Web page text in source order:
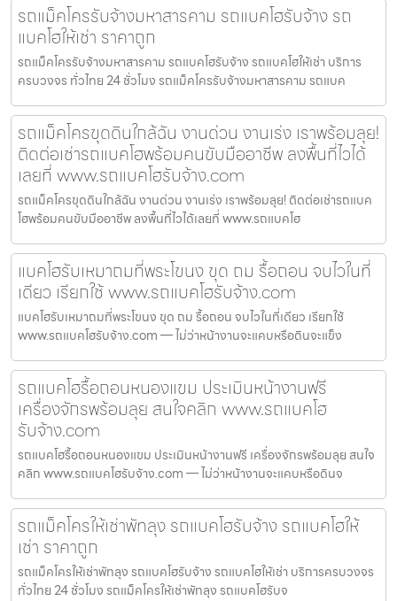
รถแม็คโครรับจ้างมหาสารคาม รถแบคโฮรับจ้าง รถ
แบคโฮให้เช่า ราคาถูก
รถแม็คโครรับจ้างมหาสารคาม รถแบคโฮรับจ้าง รถแบคโฮให้เช่า บริการ
ครบวงจร ทั่วไทย 24 ชั่วโมง รถแม็คโครรับจ้างมหาสารคาม รถแบค
รถแม็คโครขุดดินใกล้ฉัน งานด่วน งานเร่ง เราพร้อมลุย!
ติดต่อเช่ารถแบคโฮพร้อมคนขับมืออาชีพ ลงพื้นที่ไวได้
เลยที่ www.รถแบคโฮรับจ้าง.com
รถแม็คโครขุดดินใกล้ฉัน งานด่วน งานเร่ง เราพร้อมลุย! ติดต่อเช่ารถแบค
โฮพร้อมคนขับมืออาชีพ ลงพื้นที่ไวได้เลยที่ www.รถแบคโฮ
แบคโฮรับเหมาถมที่พระโขนง ขุด ถม รื้อถอน จบไวในที่
เดียว เรียกใช้ www.รถแบคโฮรับจ้าง.com
แบคโฮรับเหมาถมที่พระโขนง ขุด ถม รื้อถอน จบไวในที่เดียว เรียกใช้
www.รถแบคโฮรับจ้าง.com — ไม่ว่าหน้างานจะแคบหรือดินจะแข็ง
รถแบคโฮรื้อถอนหนองแขม ประเมินหน้างานฟรี
เครื่องจักรพร้อมลุย สนใจคลิก www.รถแบคโฮ
รับจ้าง.com
รถแบคโฮรื้อถอนหนองแขม ประเมินหน้างานฟรี เครื่องจักรพร้อมลุย สนใจ
คลิก www.รถแบคโฮรับจ้าง.com — ไม่ว่าหน้างานจะแคบหรือดินจ
รถแม็คโครให้เช่าพัทลุง รถแบคโฮรับจ้าง รถแบคโฮให้
เช่า ราคาถูก
รถแม็คโครให้เช่าพัทลุง รถแบคโฮรับจ้าง รถแบคโฮให้เช่า บริการครบวงจร
ทั่วไทย 24 ชั่วโมง รถแม็คโครให้เช่าพัทลุง รถแบคโฮรับจ